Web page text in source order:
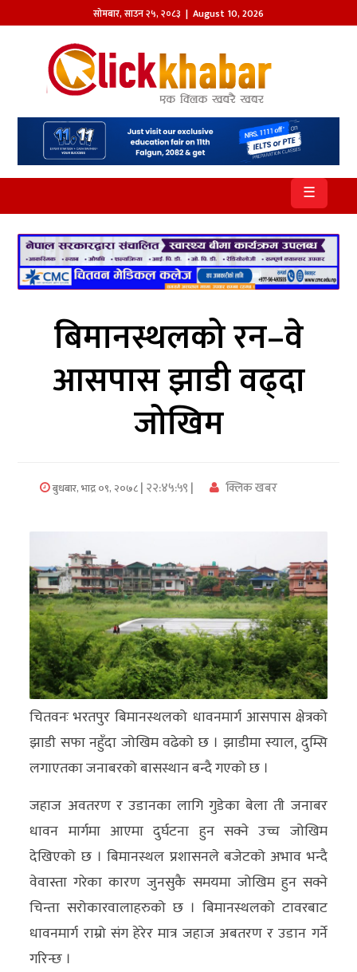
सोमबार,साउन२५,२०८३ | August 10, 2026
होमपेज
समाज
प्रदेश
आजको
पत्रिका
सम्पादकीय
राजनीति
अन्तर्राष्ट्रिय
विज्ञान
अन्तरर्वार्ता
विचार/
ब्लग
खेलकुद
रोचक
क्लिक
विशेष
राशिफल
फोटो
ग्यालरी
भिडियो
☰
बिमानस्थलको रन–वे
आसपास झाडी वढ्दा
जोखिम
बुधबार, भाद्र ०९, २०७८| २२:४५:५९ | क्लिक खबर
चितवनः भरतपुर बिमानस्थलको धावनमार्ग आसपास क्षेत्रको
झाडी सफा नहुँदा जोखिम वढेको छ । झाडीमा स्याल, दुम्सि
लगाएतका जनाबरको बासस्थान बन्दै गएको छ ।
जहाज अवतरण र उडानका लागि गुडेका बेला ती जनाबर
धावन मार्गमा आएमा दुर्घटना हुन सक्ने उच्च जोखिम
देखिएको छ । बिमानस्थल प्रशासनले बजेटको अभाव भन्दै
वेवास्ता गरेका कारण जुनसुकै समयमा जोखिम हुन सक्ने
चिन्ता सरोकारवालाहरुको छ । बिमानस्थलको टावरबाट
धावनमार्ग राम्रो संग हेरेर मात्र जहाज अबतरण र उडान गर्ने
गरिन्छ ।